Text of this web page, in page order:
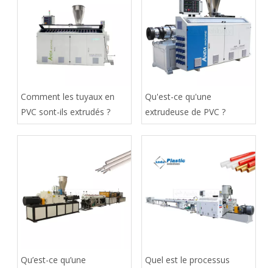
Comment les tuyaux en
PVC sont-ils extrudés ?
Qu'est-ce qu'une
extrudeuse de PVC ?
Qu’est-ce qu’une
Quel est le processus